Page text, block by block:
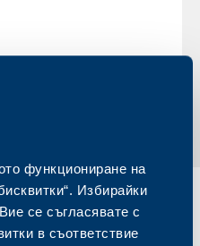
функциониране на
Избирайки
се съгласявате с
в съответствие
Бизнес